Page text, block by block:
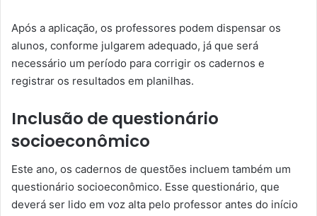
Após a aplicação, os professores podem dispensar os
alunos, conforme julgarem adequado, já que será
necessário um período para corrigir os cadernos e
registrar os resultados em planilhas.
Inclusão de questionário
socioeconômico
Este ano, os cadernos de questões incluem também um
questionário socioeconômico. Esse questionário, que
deverá ser lido em voz alta pelo professor antes do início